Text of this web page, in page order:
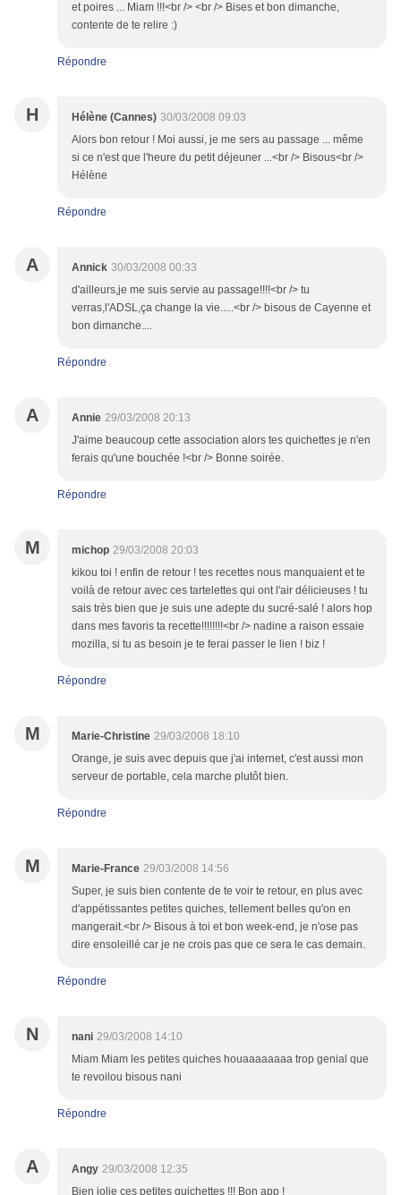
et poires ... Miam !!!<br /> <br /> Bises et bon dimanche,
contente de te relire :)
Répondre
H Hélène (Cannes) 30/03/2008 09:03
Alors bon retour ! Moi aussi, je me sers au passage ... même
si ce n'est que l'heure du petit déjeuner ...<br /> Bisous<br />
Hélène
Répondre
A Annick 30/03/2008 00:33
d'ailleurs,je me suis servie au passage!!!!<br /> tu
verras,l'ADSL,ça change la vie.....<br /> bisous de Cayenne et
bon dimanche....
Répondre
A Annie 29/03/2008 20:13
J'aime beaucoup cette association alors tes quichettes je n'en
ferais qu'une bouchée !<br /> Bonne soirée.
Répondre
M michop 29/03/2008 20:03
kikou toi ! enfin de retour ! tes recettes nous manquaient et te
voilà de retour avec ces tartelettes qui ont l'air délicieuses ! tu
sais très bien que je suis une adepte du sucré-salé ! alors hop
dans mes favoris ta recette!!!!!!!!<br /> nadine a raison essaie
mozilla, si tu as besoin je te ferai passer le lien ! biz !
Répondre
M Marie-Christine 29/03/2008 18:10
Orange, je suis avec depuis que j'ai internet, c'est aussi mon
serveur de portable, cela marche plutôt bien.
Répondre
M Marie-France 29/03/2008 14:56
Super, je suis bien contente de te voir te retour, en plus avec
d'appétissantes petites quiches, tellement belles qu'on en
mangerait.<br /> Bisous à toi et bon week-end, je n'ose pas
dire ensoleillé car je ne crois pas que ce sera le cas demain.
Répondre
N nani 29/03/2008 14:10
Miam Miam les petites quiches houaaaaaaaa trop genial que
te revoilou bisous nani
Répondre
A Angy 29/03/2008 12:35
Bien jolie ces petites quichettes !!! Bon app !